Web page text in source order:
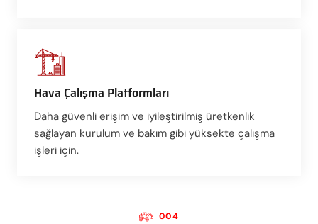
Hava Çalışma Platformları
Daha güvenli erişim ve iyileştirilmiş üretkenlik
sağlayan kurulum ve bakım gibi yüksekte çalışma
işleri için.
004